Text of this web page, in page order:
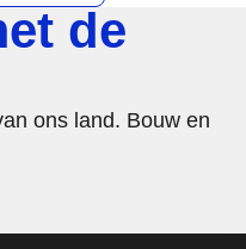
de
ons land. Bouw en